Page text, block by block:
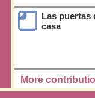
Las puertas
casa
More